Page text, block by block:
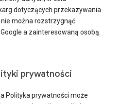
dotyczących przekazywania
można rozstrzygnąć
a zainteresowaną osobą.
prywatności
Polityka prywatności może